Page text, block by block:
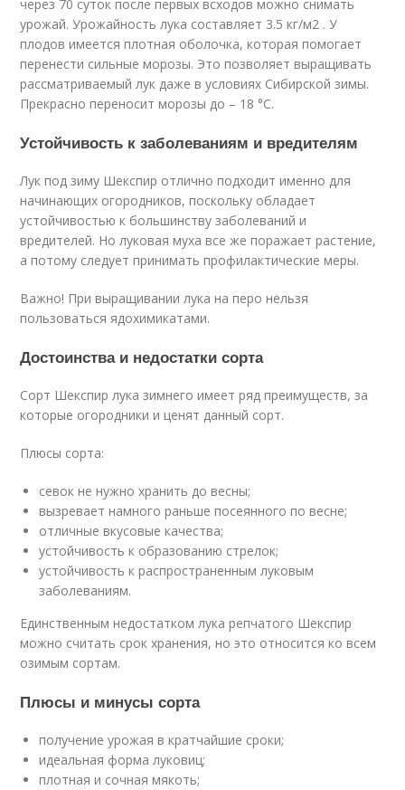
через 70 суток после первых всходов можно снимать
урожай. Урожайность лука составляет 3.5 кг/м2 . У
плодов имеется плотная оболочка, которая помогает
перенести сильные морозы. Это позволяет выращивать
рассматриваемый лук даже в условиях Сибирской зимы.
Прекрасно переносит морозы до – 18 °C.
Устойчивость к заболеваниям и вредителям
Лук под зиму Шекспир отлично подходит именно для
начинающих огородников, поскольку обладает
устойчивостью к большинству заболеваний и
вредителей. Но луковая муха все же поражает растение,
а потому следует принимать профилактические меры.
Важно! При выращивании лука на перо нельзя
пользоваться ядохимикатами.
Достоинства и недостатки сорта
Сорт Шекспир лука зимнего имеет ряд преимуществ, за
которые огородники и ценят данный сорт.
Плюсы сорта:
севок не нужно хранить до весны;
вызревает намного раньше посеянного по весне;
отличные вкусовые качества;
устойчивость к образованию стрелок;
устойчивость к распространенным луковым
заболеваниям.
Единственным недостатком лука репчатого Шекспир
можно считать срок хранения, но это относится ко всем
озимым сортам.
Плюсы и минусы сорта
получение урожая в кратчайшие сроки;
идеальная форма луковиц;
плотная и сочная мякоть;